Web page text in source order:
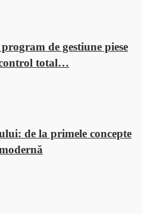
de gestiune piese
total…
de la primele concepte